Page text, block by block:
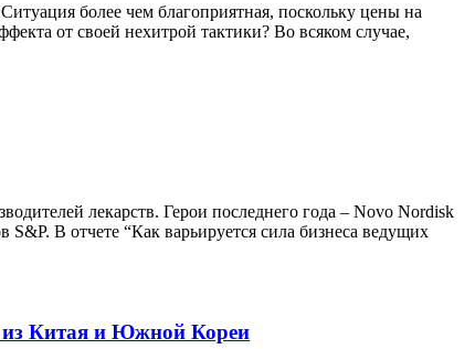
более чем благоприятная, поскольку цены на
от своей нехитрой тактики? Во всяком случае,
лекарств. Герои последнего года – Novo Nordisk
В отчете “Как варьируется сила бизнеса ведущих
из Китая и Южной Кореи